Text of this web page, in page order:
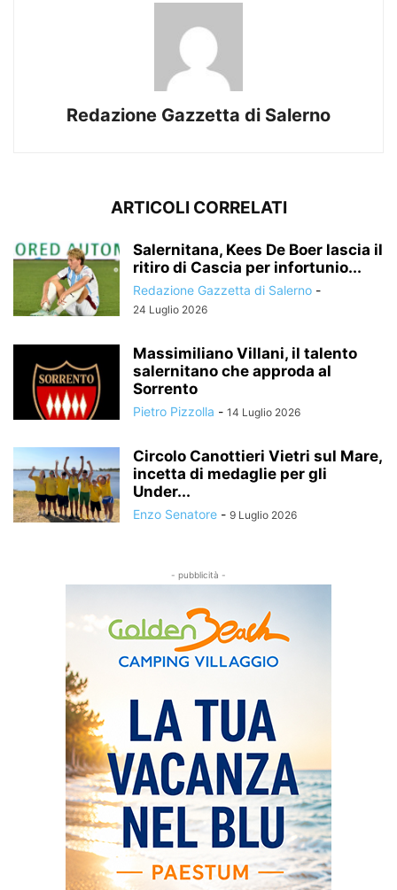
Redazione Gazzetta di Salerno
ARTICOLI CORRELATI
Salernitana, Kees De Boer lascia il
ritiro di Cascia per infortunio...
Redazione Gazzetta di Salerno -
24 Luglio 2026
Massimiliano Villani, il talento
salernitano che approda al
Sorrento
Pietro Pizzolla - 14 Luglio 2026
Circolo Canottieri Vietri sul Mare,
incetta di medaglie per gli
Under...
Enzo Senatore - 9 Luglio 2026
- pubblicità -